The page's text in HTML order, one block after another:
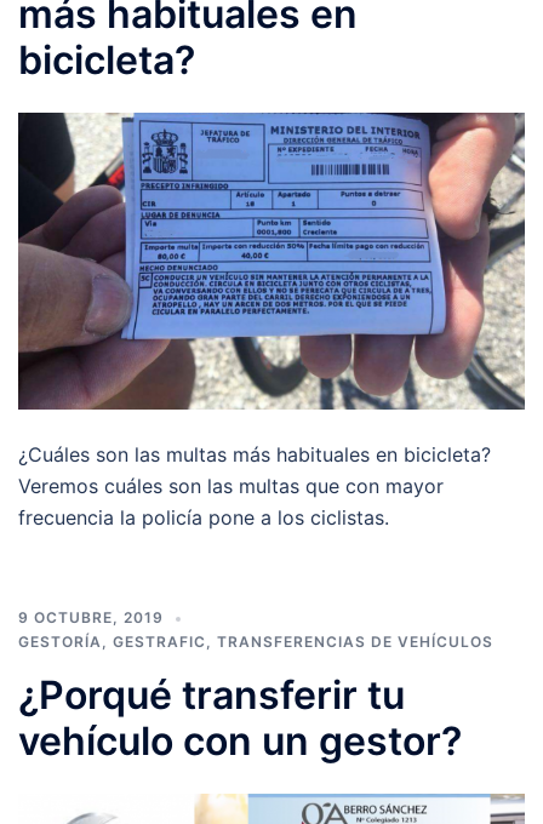
más habituales en
bicicleta?
¿Cuáles son las multas más habituales en bicicleta?
Veremos cuáles son las multas que con mayor
frecuencia la policía pone a los ciclistas.
9 OCTUBRE, 2019
GESTORÍA
GESTRAFIC TRANSFERENCIAS DE VEHÍCULOS
¿Porqué transferir tu
vehículo con un gestor?